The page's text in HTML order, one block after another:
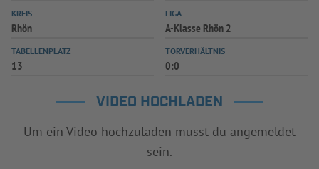
KREIS
Rhön
LIGA
A-Klasse Rhön 2
TABELLENPLATZ
13
TORVERHÄLTNIS
0:0
VIDEO HOCHLADEN
Um ein Video hochzuladen musst du angemeldet
sein.